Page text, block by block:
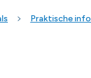
Praktische